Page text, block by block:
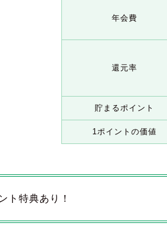
年会費
還元率
貯まるポイント
1ポイントの価値
ト特典あり！